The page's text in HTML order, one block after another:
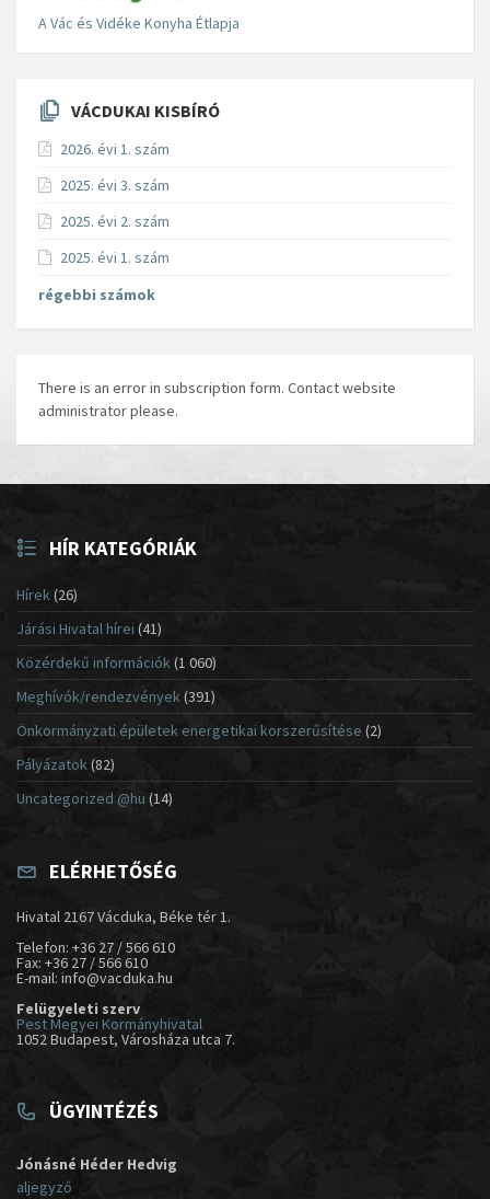
A Vác és Vidéke Konyha Étlapja
VÁCDUKAI KISBÍRÓ
2026. évi 1. szám
2025. évi 3. szám
2025. évi 2. szám
2025. évi 1. szám
régebbi számok
There is an error in subscription form. Contact website
administrator please.
HÍR KATEGÓRIÁK
Hírek(26)
Járási Hivatal hírei (41)
Közérdekű információk(1 060)
Meghívók/rendezvények (391)
Önkormányzati épületek energetikai korszerűsítése (2)
Pályázatok (82)
Uncategorized @hu (14)
ELÉRHETŐSÉG
Hivatal 2167 Vácduka, Béke tér 1.
Telefon: +36 27 / 566 610
Fax: +36 27 / 566 610
E-mail: info@vacduka.hu
Felügyeleti szerv
Pest Megyei Kormányhivatal
1052 Budapest, Városháza utca 7.
ÜGYINTÉZÉS
Jónásné Héder Hedvig
aljegyző